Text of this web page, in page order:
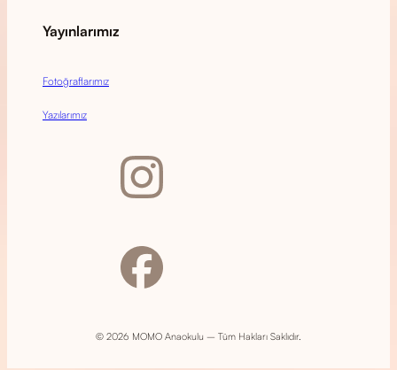
Yayınlarımız
Fotoğraflarımız
Yazılarımız
© 2026 MOMO Anaokulu – Tüm Hakları Saklıdır.